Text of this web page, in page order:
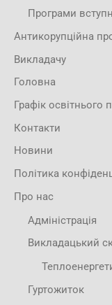
Програми
Антикорупційна
Викладачу
Головна
Графік освітнього
Контакти
Новини
Політика
Про нас
Адміністрація
Викладацький
Гуртожиток